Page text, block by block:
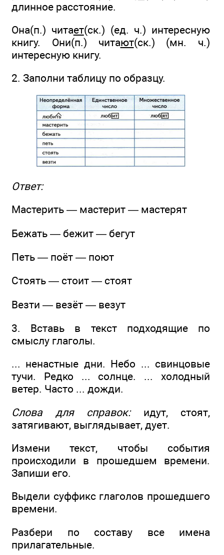
длинное расстояние.
Она(п.) читает(ск.) (ед. ч.) интересную
книгу. Они(п.) читают(ск.) (мн. ч.)
интересную книгу.
2. Заполни таблицу по образцу.
Ответ:
Мастерить — мастерит — мастерят
Бежать — бежит — бегут
Петь — поёт — поют
Стоять — стоит — стоят
Везти — везёт — везут
3. Вставь в текст подходящие по
смыслу глаголы.
... ненастные дни. Небо ... свинцовые
тучи. Редко ... солнце. ... холодный
ветер. Часто ... дожди.
Слова для справок:идут, стоят,
затягивают, выглядывает, дует.
Измени текст, чтобы события
происходили в прошедшем времени.
Запиши его.
Выдели суффикс глаголов прошедшего
времени.
Разбери по составу все имена
прилагательные.